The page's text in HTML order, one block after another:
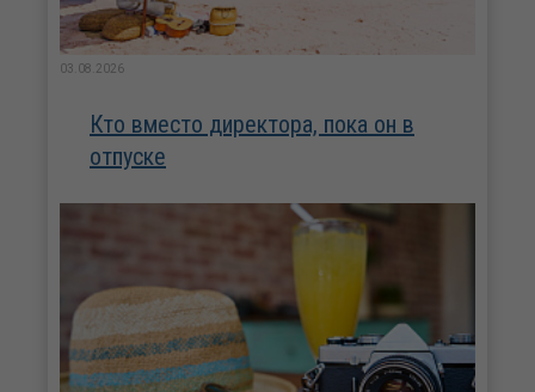
03.08.2026
Кто вместо директора, пока он в
отпуске